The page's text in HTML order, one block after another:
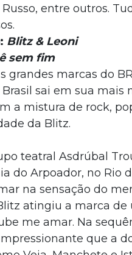
entre outros.
Blitz & Leoni
sem fim
grandes marcas do
sai em sua mais
a mistura de rock,
da Blitz.
teatral Asdrúbal
do Arpoador, no Rio
na sensação do
atingiu a marca
me amar. Na
que a